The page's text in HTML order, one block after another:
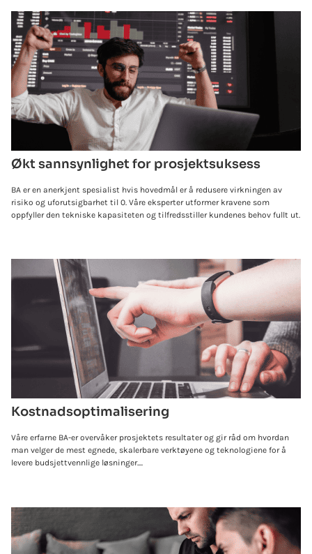
Økt sannsynlighet for prosjektsuksess
BA er en anerkjent spesialist hvis hovedmål er å redusere virkningen av
risiko og uforutsigbarhet til 0. Våre eksperter utformer kravene som
oppfyller den tekniske kapasiteten og tilfredsstiller kundenes behov fullt ut.
Kostnadsoptimalisering
Våre erfarne BA-er overvåker prosjektets resultater og gir råd om hvordan
man velger de mest egnede, skalerbare verktøyene og teknologiene for å
levere budsjettvennlige løsninger....